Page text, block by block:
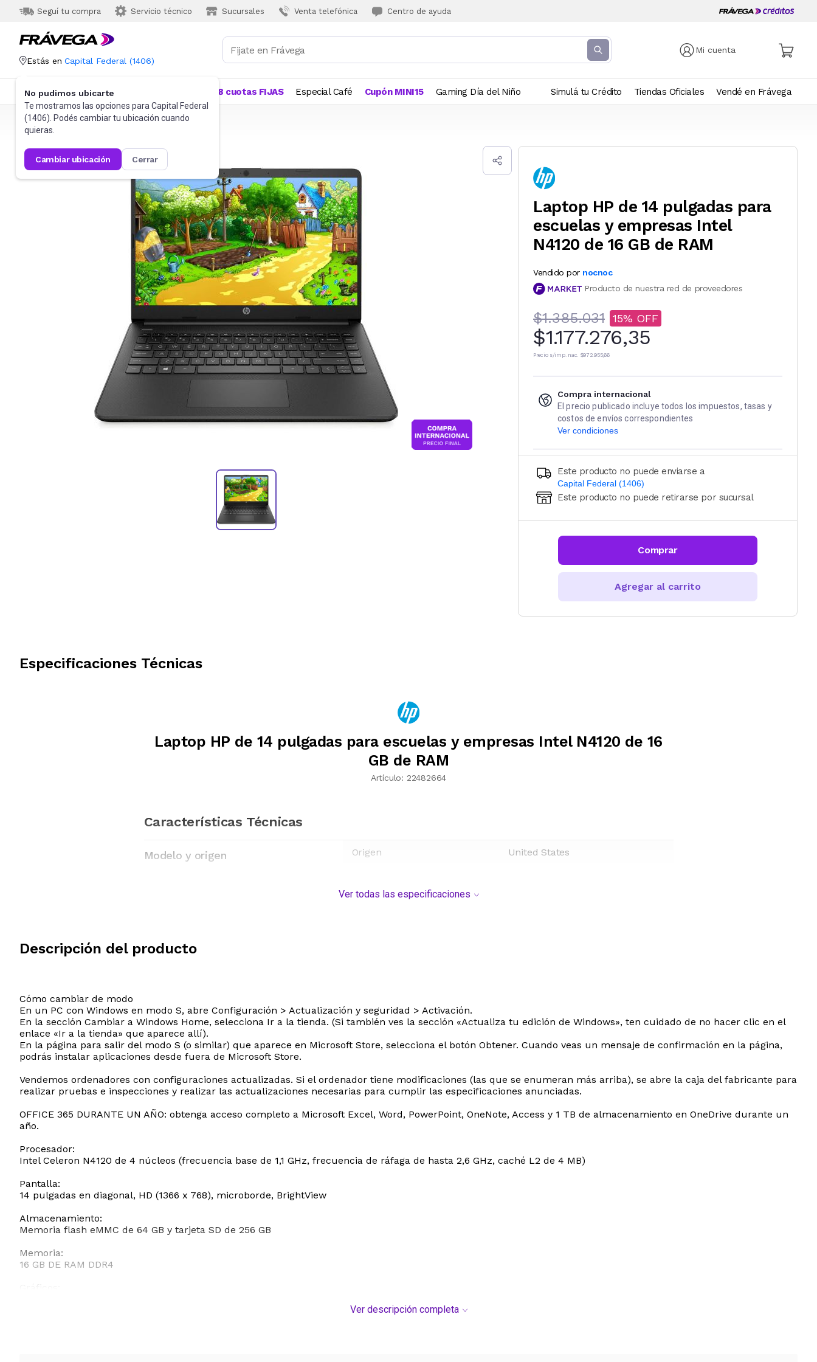
Seguí tu compra Servicio técnico Sucursales Venta telefónica Centro de ayuda
Mi cuenta
Estás en Capital Federal (1406)
No pudimos ubicarte
Te mostramos las opciones para Capital Federal
(1406). Podés cambiar tu ubicación cuando
quieras.
cambiar ubicación cerrar
Categorías Más Vendidos 18 cuotas FIJAS Especial Café Cupón MINI15 Gaming Día del Niño Simulá tu Crédito Tiendas Oficiales Vendé en Frávega
Frávega Informática Notebooks
Laptop HP de 14 pulgadas para
escuelas y empresas Intel
N4120 de 16 GB de RAM
Vendido por nocnoc
Producto de nuestra red de proveedores
$1.385.031 15
$1.177.276,35
Precio s/imp. nac. $972.955,66
Compra internacional
El precio publicado incluye todos los impuestos, tasas y
costos de envíos correspondientes
Ver condiciones
Este producto no puede enviarse a
Capital Federal (1406)
Ingresá código postal (sólo números)
CALCULAR
Este producto no puede retirarse por sucursal
Comprar
Agregar al carrito
Especificaciones Técnicas
Laptop HP de 14 pulgadas para escuelas y empresas Intel N4120 de 16
GB de RAM
Artículo: 22482664
Características Técnicas
Modelo y origen Origen United States
Ver todas las especificaciones
Descripción del producto
Cómo cambiar de modo
En un PC con Windows en modo S, abre Configuración > Actualización y seguridad > Activación.
En la sección Cambiar a Windows Home, selecciona Ir a la tienda. (Si también ves la sección «Actualiza tu edición de Windows», ten cuidado de no hacer clic en el
enlace «Ir a la tienda» que aparece allí).
En la página para salir del modo S (o similar) que aparece en Microsoft Store, selecciona el botón Obtener. Cuando veas un mensaje de confirmación en la página,
podrás instalar aplicaciones desde fuera de Microsoft Store.
Vendemos ordenadores con configuraciones actualizadas. Si el ordenador tiene modificaciones (las que se enumeran más arriba), se abre la caja del fabricante para
realizar pruebas e inspecciones y realizar las actualizaciones necesarias para cumplir las especificaciones anunciadas.
OFFICE 365 DURANTE UN AÑO: obtenga acceso completo a Microsoft Excel, Word, PowerPoint, OneNote, Access y 1 TB de almacenamiento en OneDrive durante un
año.
Procesador:
Intel Celeron N4120 de 4 núcleos (frecuencia base de 1,1 GHz, frecuencia de ráfaga de hasta 2,6 GHz, caché L2 de 4 MB)
Pantalla:
14 pulgadas en diagonal, HD (1366 x 768), microborde, BrightView
Almacenamiento:
Memoria flash eMMC de 64 GB y tarjeta SD de 256 GB
Memoria:
16 GB DE RAM DDR4
Ver descripción completa